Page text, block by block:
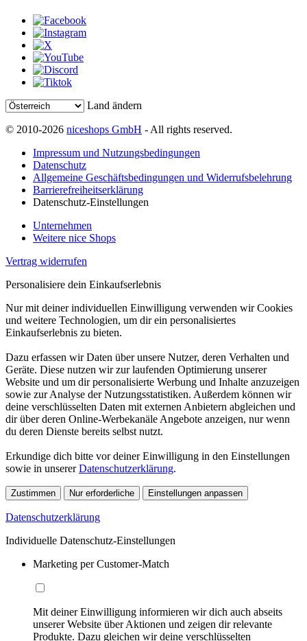
Land ändern
© 2010-2026 niceshops GmbH - All rights reserved.
Impressum und Nutzungsbedingungen
Datenschutz
Allgemeine Geschäftsbedingungen und Widerrufsbelehrung
Barrierefreiheitserklärung
Datenschutz-Einstellungen
Unternehmen
Weitere nice Shops
Vertrag widerrufen
Personalisiere dein Einkaufserlebnis
Nur mit deiner individuellen Einwilligung verwenden wir Cookies
und weitere Technologien, um dir ein personalisiertes
Einkaufserlebnis zu bieten.
Dazu erfassen wir Daten über unsere Nutzer, deren Verhalten und
Geräte. Diese nutzen wir zur laufenden Optimierung unserer
Website und um dir personalisierte Werbung und Inhalte anzuzeigen
sowie zur Analyse der Nutzungsstatistiken. Außerdem können wir
deine verschlüsselten Daten mit externen Anbietern abgleichen und
dir über deren Online-Werbekanäle Angebote anzeigen, nur wenn
du deren Dienste bereits selbst nutzt.
Erkundige dich bitte vor deiner Einwilligung in den Einstellungen
sowie in unsererDatenschutzerklärung.
Zustimmen Nur erforderliche Einstellungen anpassen
Datenschutzerklärung
Individuelle Datenschutz-Einstellungen
Marketing per Customer-Match
Mit deiner Einwilligung informieren wir dich auch abseits
unserer Website über Aktionen und zeigen dir relevante
Produkte. Dazu gleichen wir deine verschlüsselten